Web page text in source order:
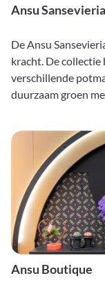
Ansu Sansevieria
De Ansu
kracht. De collectie
verschillende
duurzaam groen
Ansu Boutique